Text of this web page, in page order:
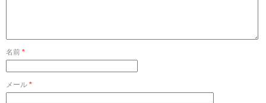
名前 *
メール *